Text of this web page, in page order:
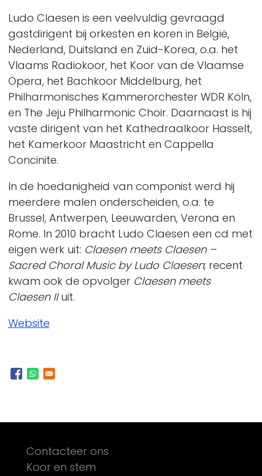
Ludo Claesen is een veelvuldig gevraagd
gastdirigent bij orkesten en koren in België,
Nederland, Duitsland en Zuid-Korea, o.a. het
Vlaams Radiokoor, het Koor van de Vlaamse
Opera, het Bachkoor Middelburg, het
Philharmonisches Kammerorchester WDR Köln,
en The Jeju Philharmonic Choir. Daarnaast is hij
vaste dirigent van het Kathedraalkoor Hasselt,
het Kamerkoor Maastricht en Cappella
Concinite.
In de hoedanigheid van componist werd hij
meerdere malen onderscheiden, o.a. te
Brussel, Antwerpen, Leeuwarden, Verona en
Rome. In 2010 bracht Ludo Claesen een cd met
eigen werk uit: Claesen meets Claesen –
Sacred Choral Music by Ludo Claesen; recent
kwam ook de opvolger Claesen meets
Claesen IIuit.
Website
Footer
Contacteer ons
Koor en stem